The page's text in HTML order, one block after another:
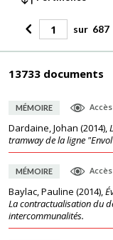
sur 687
13733 documents
MÉMOIRE
Dardaine, Johan (2014),
tramway de la ligne
MÉMOIRE
Baylac, Pauline (2014),
La contractualisation du
intercommunalités.